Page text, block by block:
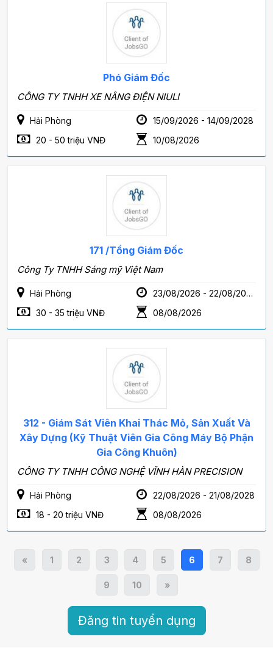
Phó Giám Đốc
CÔNG TY TNHH XE NÂNG ĐIỆN NIULI
Hải Phòng
15/09/2026 - 14/09/2028
20 - 50 triệu VNĐ
10/08/2026
171 /Tổng Giám Đốc
Công Ty TNHH Sáng mỹ Việt Nam
Hải Phòng
23/08/2026 - 22/08/2028
30 - 35 triệu VNĐ
08/08/2026
312 - Giám Sát Viên Khai Thác Mỏ, Sản Xuất Và
Xây Dựng (Kỹ Thuật Viên Gia Công Máy Bộ Phận
Gia Công Khuôn)
CÔNG TY TNHH CÔNG NGHỆ VĨNH HÀN PRECISION
Hải Phòng
22/08/2026 - 21/08/2028
18 - 20 triệu VNĐ
08/08/2026
« 1 2 3 4 5 6 7 8
9 10 »
Đăng tin tuyển dụng